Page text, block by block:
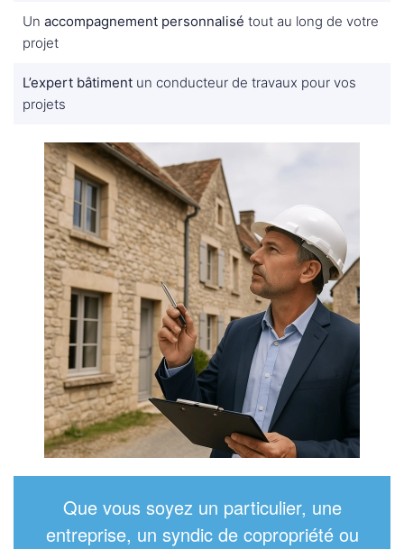
Un accompagnement personnalisé tout au long de votre
projet
L’expert bâtiment un conducteur de travaux pour vos
projets
Que vous soyez un particulier, une
entreprise, un syndic de copropriété ou